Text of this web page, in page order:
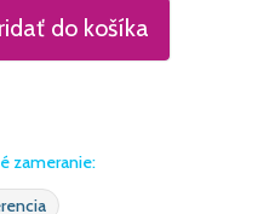
do košíka
zameranie: